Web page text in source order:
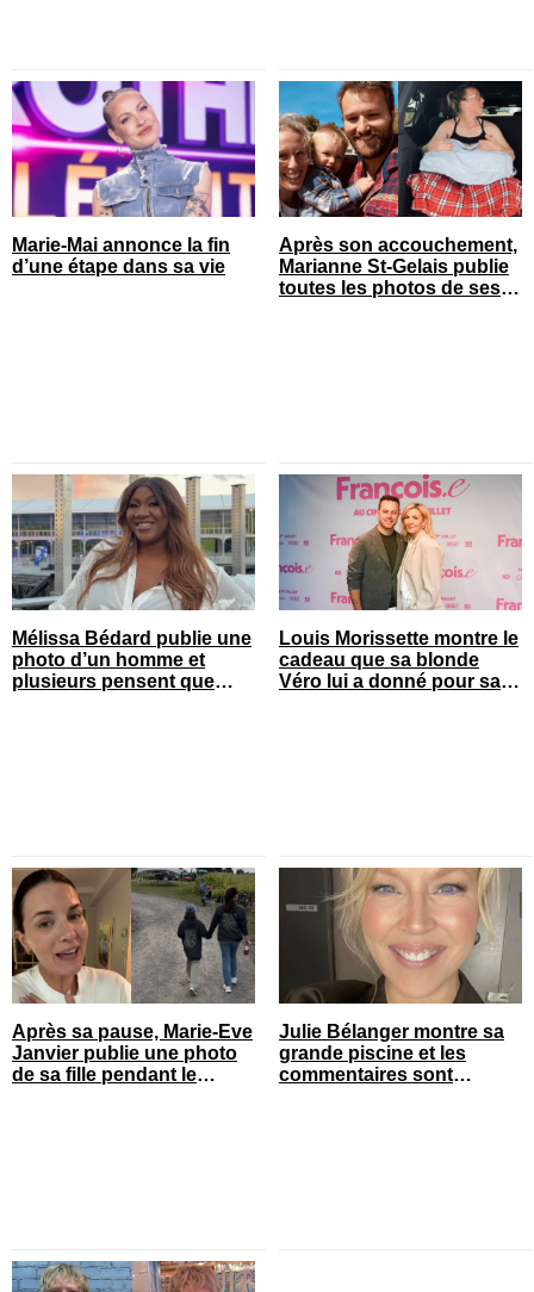
Marie-Mai annonce la fin
d’une étape dans sa vie
Après son accouchement,
Marianne St-Gelais publie
toutes les photos de ses
Mélissa Bédard publie une
photo d’un homme et
plusieurs pensent que
Louis Morissette montre le
cadeau que sa blonde
Véro lui a donné pour sa
Après sa pause, Marie-Eve
Janvier publie une photo
de sa fille pendant le
Julie Bélanger montre sa
grande piscine et les
commentaires sont